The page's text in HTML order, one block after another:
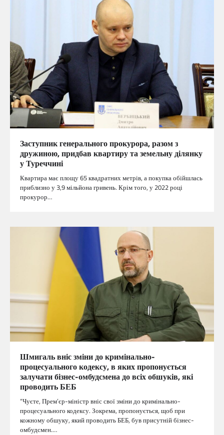
Заступник генерального прокурора, разом з
дружиною, придбав квартиру та земельну ділянку
у Туреччині
Квартира має площу 65 квадратних метрів, а покупка обійшлась
приблизно у 3,9 мільйона гривень. Крім того, у 2022 році
прокурор…
Шмигаль вніс зміни до кримінально-
процесуального кодексу, в яких пропонується
залучати бізнес-омбудсмена до всіх обшуків, які
проводить БЕБ
“Чуєте, Прем’єр-міністр вніс свої зміни до кримінально-
процесуального кодексу. Зокрема, пропонується, щоб при
кожному обшуку, який проводить БЕБ, був присутній бізнес-
омбудсмен.…